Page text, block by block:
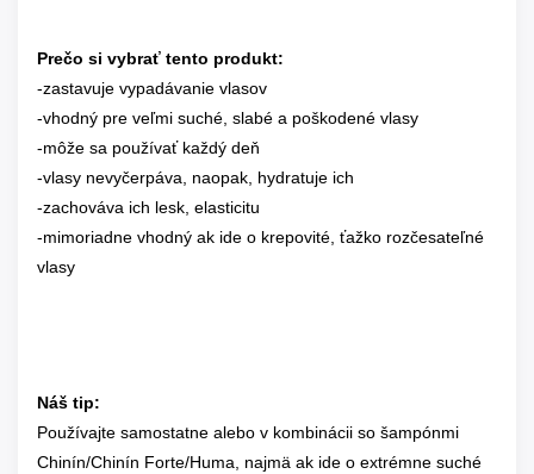
Prečo si vybrať tento produkt:
-zastavuje vypadávanie vlasov
-vhodný pre veľmi suché, slabé a poškodené vlasy
-môže sa používať každý deň
-vlasy nevyčerpáva, naopak, hydratuje ich
-zachováva ich lesk, elasticitu
-mimoriadne vhodný ak ide o krepovité, ťažko rozčesateľné
vlasy
Náš tip:
Používajte samostatne alebo v kombinácii so šampónmi
Chinín/Chinín Forte/Huma, najmä ak ide o extrémne suché